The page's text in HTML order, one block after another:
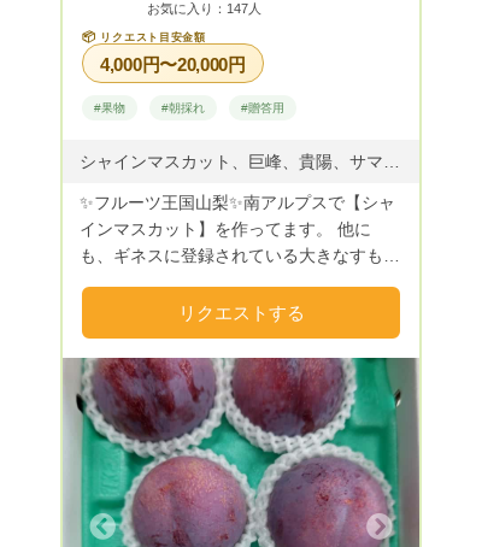
お気に入り：147人
📦 リクエスト目安金額
4,000円〜20,000円
#果物 #朝採れ #贈答用
✨フルーツ王国山梨✨南アルプスで【シャ
インマスカット】を作ってます。 他に
も、ギネスに登録されている大きなすもも
をご賞味下さい。 美味しいものが出来る
ように土づくりから頑張ってます❕ リクエ
スト希望価格は送料別の金額です。
リクエストする
Next